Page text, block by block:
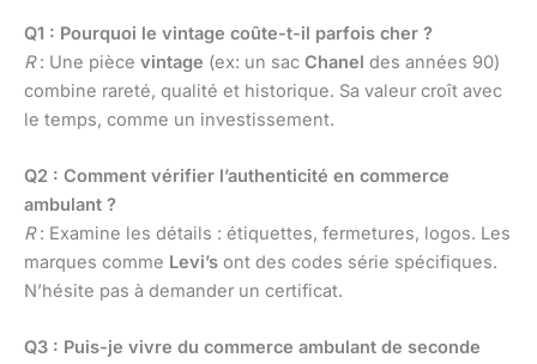
Q1 : Pourquoi le vintage coûte-t-il parfois cher ?
R: Une pièce vintage (ex: un sac Chanel des années 90)
combine rareté, qualité et historique. Sa valeur croît avec
le temps, comme un investissement.
Q2 : Comment vérifier l’authenticité en commerce
ambulant ?
R: Examine les détails : étiquettes, fermetures, logos. Les
marques comme Levi’s ont des codes série spécifiques.
N’hésite pas à demander un certificat.
Q3 : Puis-je vivre du commerce ambulant de seconde